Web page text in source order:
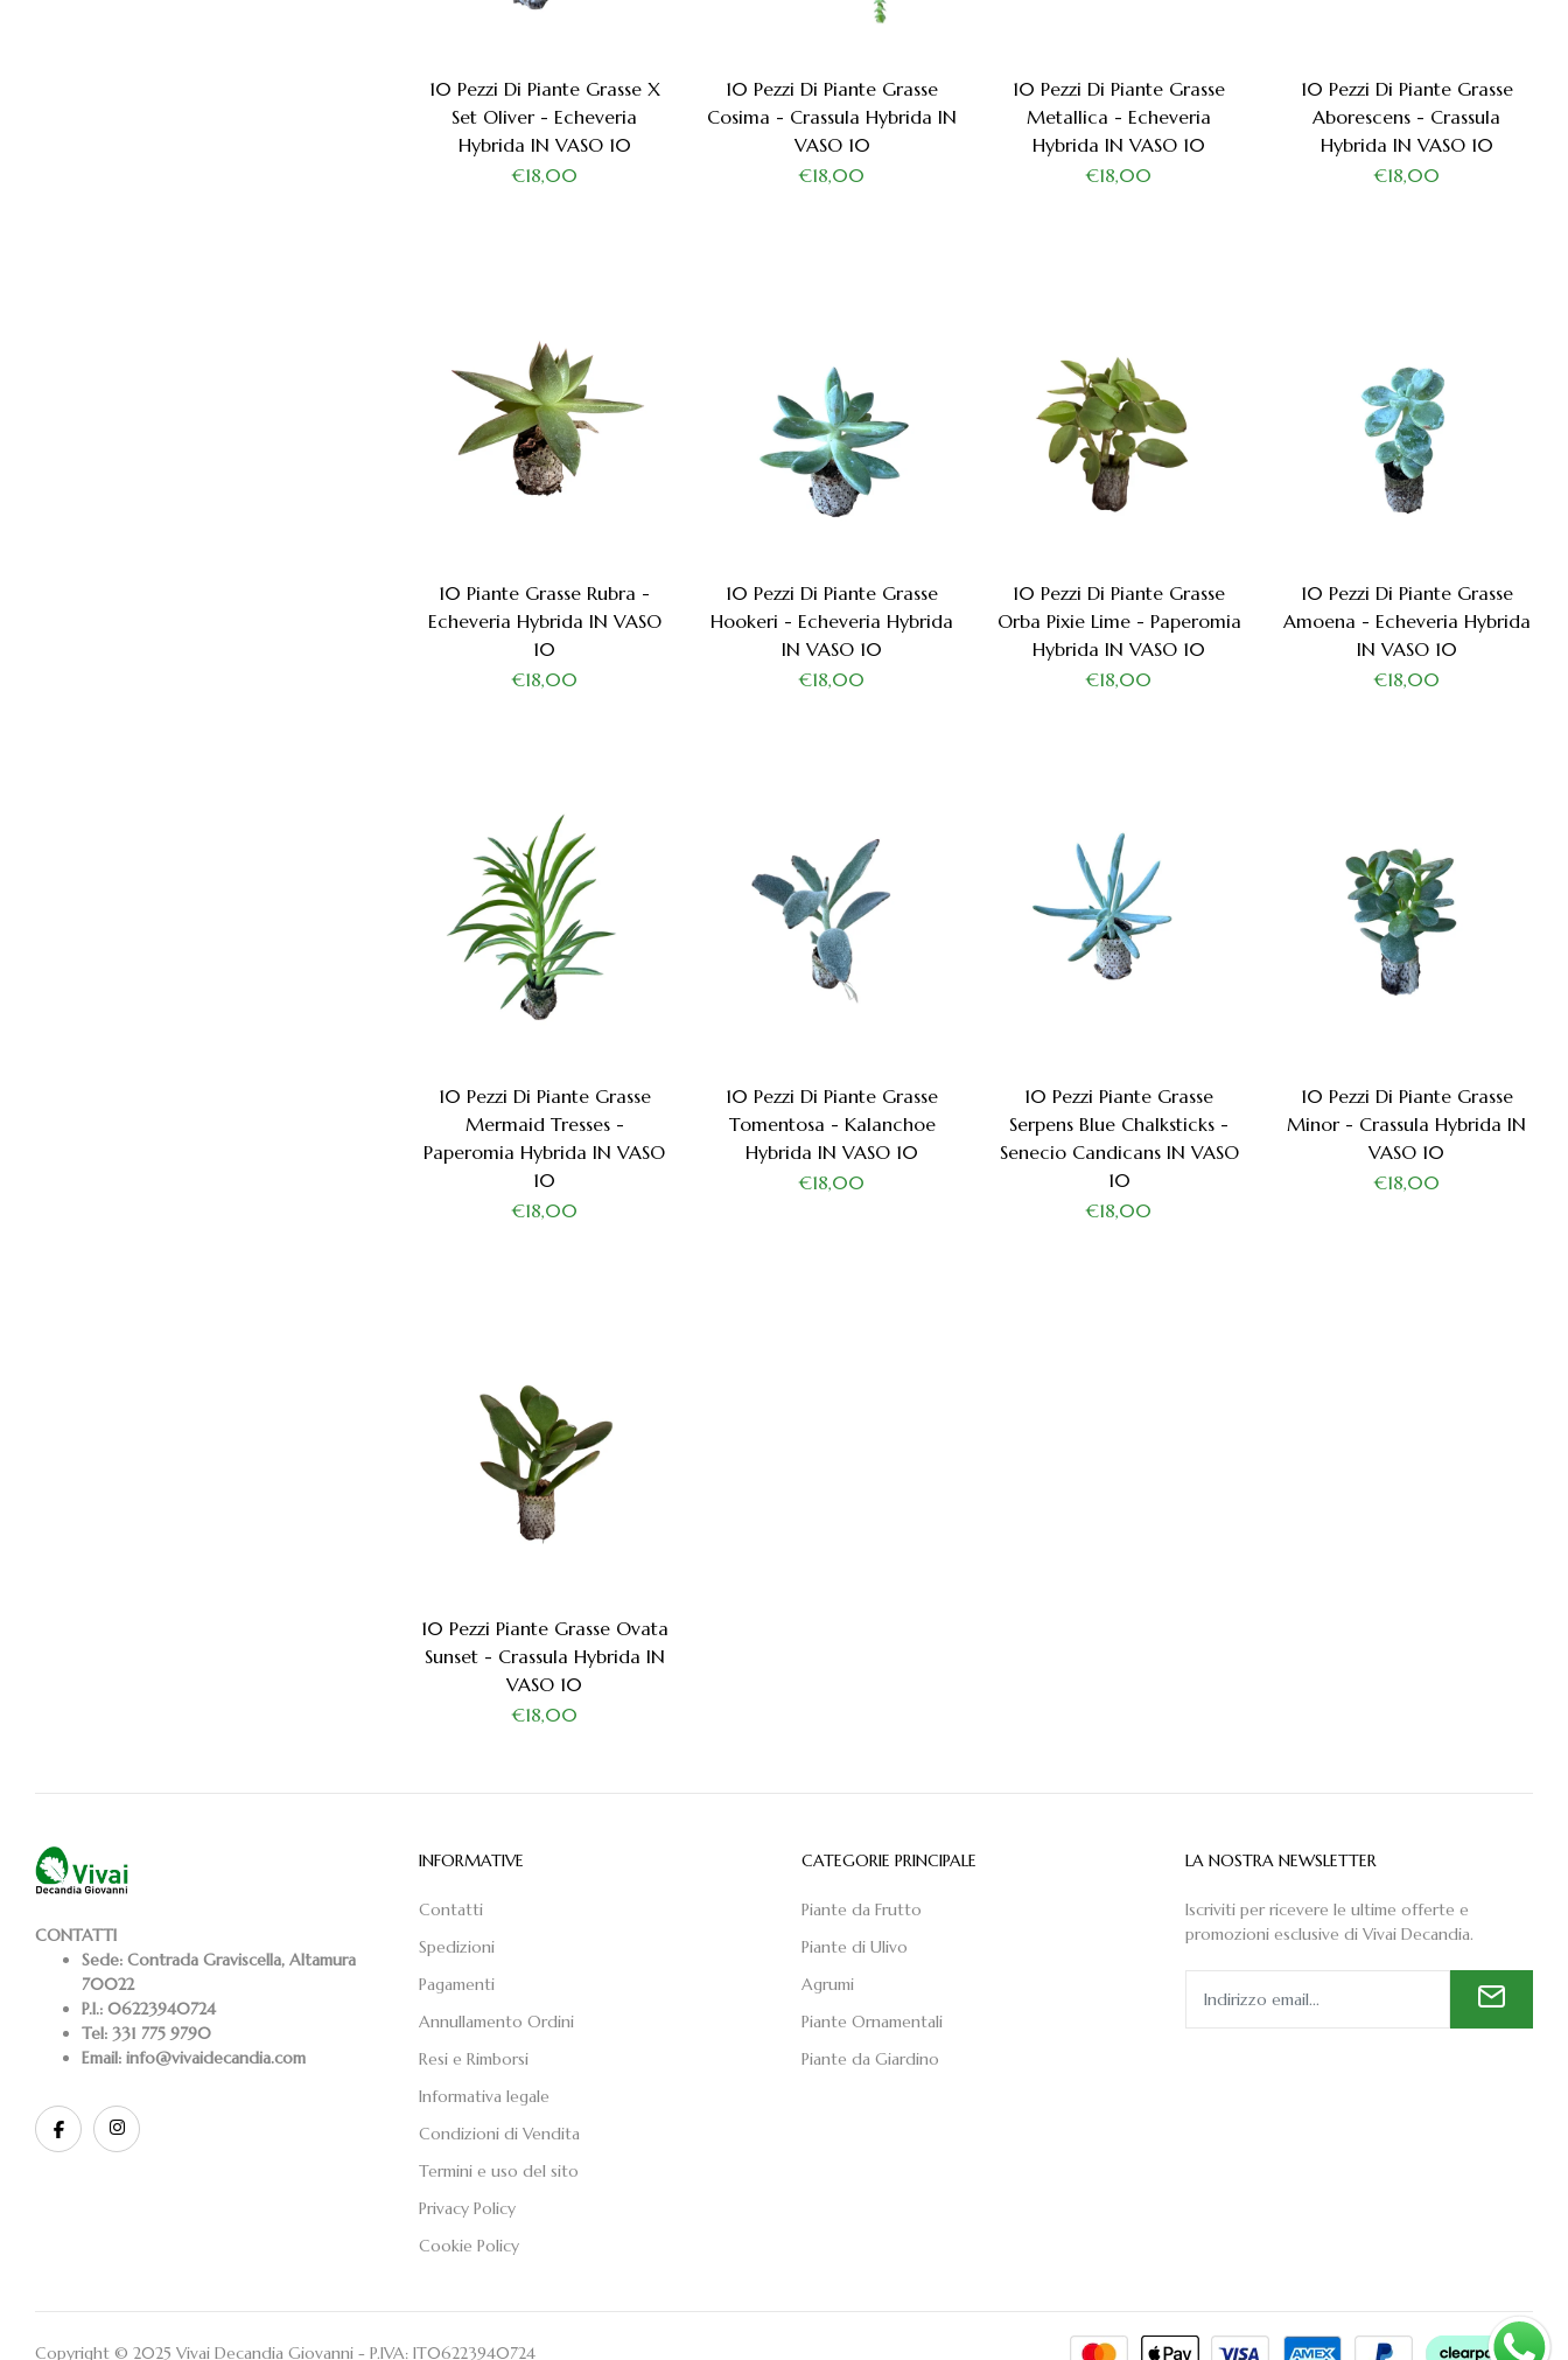
10 Pezzi Di Piante Grasse X
Set Oliver - Echeveria
Hybrida IN VASO 10
€18,00
10 Pezzi Di Piante Grasse
Cosima - Crassula Hybrida IN
VASO 10
€18,00
10 Pezzi Di Piante Grasse
Metallica - Echeveria
Hybrida IN VASO 10
€18,00
10 Pezzi Di Piante Grasse
Aborescens - Crassula
Hybrida IN VASO 10
€18,00
10 Piante Grasse Rubra -
Echeveria Hybrida IN VASO
10
€18,00
10 Pezzi Di Piante Grasse
Hookeri - Echeveria Hybrida
IN VASO 10
€18,00
10 Pezzi Di Piante Grasse
Orba Pixie Lime - Paperomia
Hybrida IN VASO 10
€18,00
10 Pezzi Di Piante Grasse
Amoena - Echeveria Hybrida
IN VASO 10
€18,00
10 Pezzi Di Piante Grasse
Mermaid Tresses -
Paperomia Hybrida IN VASO
10
€18,00
10 Pezzi Di Piante Grasse
Tomentosa - Kalanchoe
Hybrida IN VASO 10
€18,00
10 Pezzi Piante Grasse
Serpens Blue Chalksticks -
Senecio Candicans IN VASO
10
€18,00
10 Pezzi Di Piante Grasse
Minor - Crassula Hybrida IN
VASO 10
€18,00
10 Pezzi Piante Grasse Ovata
Sunset - Crassula Hybrida IN
VASO 10
€18,00
CONTATTI
Sede: Contrada Graviscella, Altamura
70022
P.I.: 06223940724
Tel: 331 775 9790
Email: info@vivaidecandia.com
INFORMATIVE
Contatti
Spedizioni
Pagamenti
Annullamento Ordini
Resi e Rimborsi
Informativa legale
Condizioni di Vendita
Termini e uso del sito
Privacy Policy
Cookie Policy
CATEGORIE PRINCIPALE
Piante da Frutto
Piante di Ulivo
Agrumi
Piante Ornamentali
Piante da Giardino
LA NOSTRA NEWSLETTER
Iscriviti per ricevere le ultime offerte e
promozioni esclusive di Vivai Decandia.
Copyright © 2025 Vivai Decandia Giovanni - P.IVA: IT06223940724